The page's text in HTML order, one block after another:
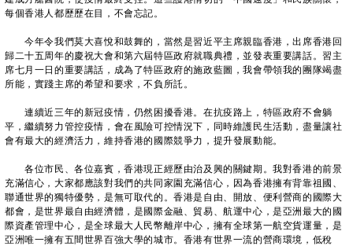
每個香港人都歷歷在目，不會忘記。
今年令我們莫大喜悅和鼓舞的，當然是習近平主席親臨香港，出席香港回
歸二十五周年的慶祝大會和第六屆特區政府就職典禮，並發表重要講話。習主
席七月一日的重要講話，成為了特區政府的施政藍圖，我會帶領我的團隊竭盡
所能，實踐主席的希望和要求，不負所託。
連續近三年的新冠疫情，仍然困擾香港。在抗疫路上，特區政府不會躺
平，繼續努力管控疫情，會在風險可控情況下，同時維護民生活動，盡量讓社
會有最大的經濟活力，維持香港的國際競爭力，提升發展動能。
各位市民、各位嘉賓，香港現正經歷由治及興的關鍵期。我對香港的前景
充滿信心，大家都應該對我們的共同家園充滿信心，因為香港擁有背靠祖國、
聯通世界的獨特優勢，是無可取代的。香港是自由、開放、便利營商的國際大
都會，是世界最自由經濟體，是國際金融、貿易、航運中心，是亞洲最大的國
際資產管理中心，是全球最大人民幣離岸中心，擁有全球第一航空貨運量，是
亞洲唯一擁有五間世界百強大學的城市。香港有世界一流的營商環境，低稅